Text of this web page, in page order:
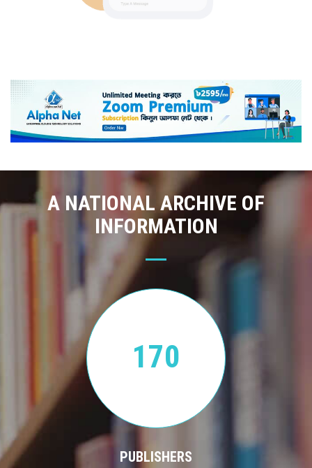
A NATIONAL ARCHIVE OF
INFORMATION
170
PUBLISHERS